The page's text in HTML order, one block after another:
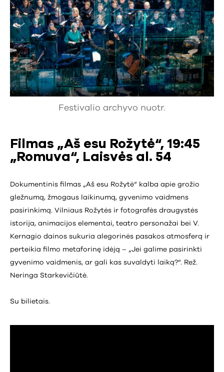
Festivalio archyvo nuotr.
Filmas „Aš esu Rožytė“, 19:45
„Romuva“, Laisvės al. 54
Dokumentinis filmas „Aš esu Rožytė“ kalba apie grožio
gležnumą, žmogaus laikinumą, gyvenimo vaidmens
pasirinkimą. Vilniaus Rožytės ir fotografės draugystės
istorija, animacijos elementai, teatro personažai bei V.
Kernagio dainos sukuria alegorinės pasakos atmosferą ir
perteikia filmo metaforinę idėją – „Jei galime pasirinkti
gyvenimo vaidmenis, ar gali kas suvaldyti laiką?“. Rež.
Neringa Starkevičiūtė.
Su bilietais.